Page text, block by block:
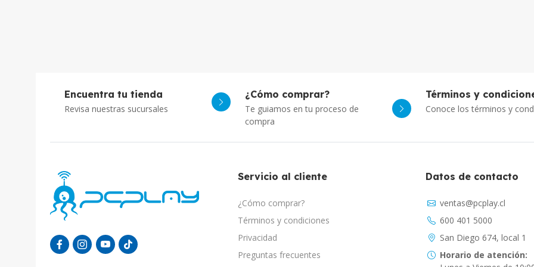
Encuentra tu tienda
Revisa nuestras sucursales
¿Cómo comprar?
Te guiamos en tu proceso de
compra
Términos y
Conoce los términos y
Servicio al cliente
¿Cómo comprar?
Términos y condiciones
Privacidad
Preguntas frecuentes
Datos de contacto
ventas@pcplay.cl
600 401 5000
San Diego 674, local 1
Horario de atención: